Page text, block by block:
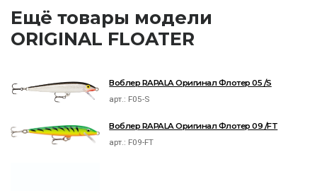
Ещё товары модели
ORIGINAL FLOATER
Воблер RAPALA Оригинал Флотер 05 /S
арт.: F05-S
Воблер RAPALA Оригинал Флотер 09 /FT
арт.: F09-FT